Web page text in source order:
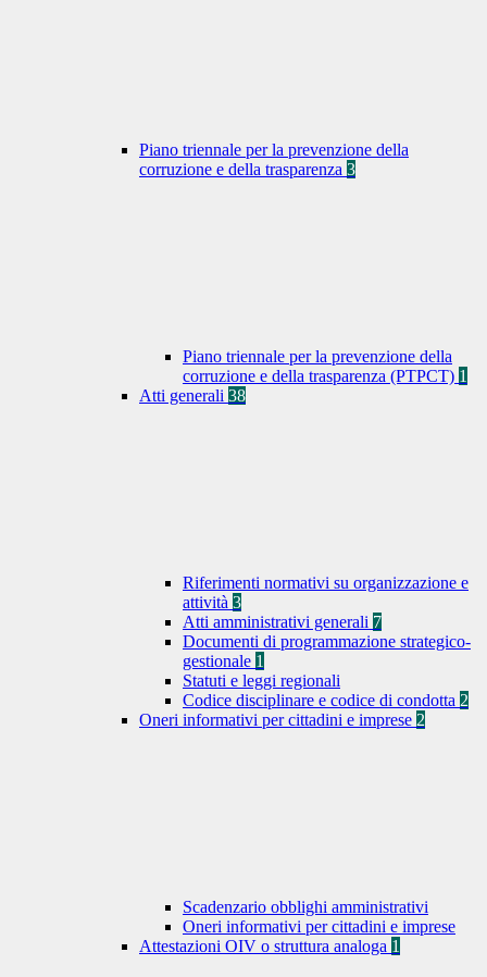
Piano triennale per la prevenzione della
corruzione e della trasparenza 3
Piano triennale per la prevenzione della
corruzione e della trasparenza (PTPCT) 1
Atti generali 38
Riferimenti normativi su organizzazione e
attività 3
Atti amministrativi generali 7
Documenti di programmazione strategico-
gestionale 1
Statuti e leggi regionali
Codice disciplinare e codice di condotta 2
Oneri informativi per cittadini e imprese 2
Scadenzario obblighi amministrativi
Oneri informativi per cittadini e imprese
Attestazioni OIV o struttura analoga 1